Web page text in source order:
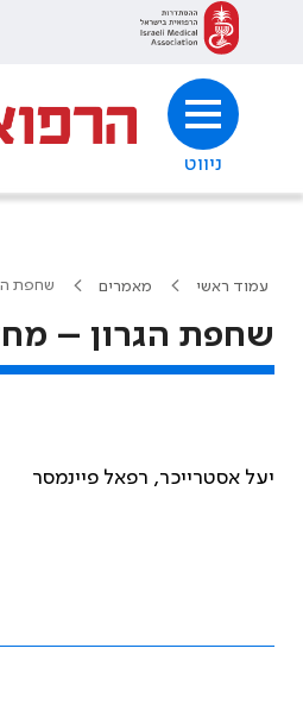
ניווט
עמוד ראשי מאמרים שחפת
שחפת הגרון –
יעל אסטרייכר, רפאל פיינמסר